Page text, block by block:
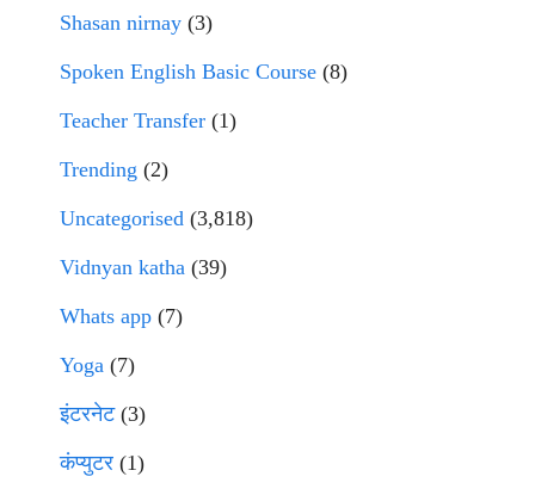
Shasan nirnay (3)
Spoken English Basic Course (8)
Teacher Transfer (1)
Trending (2)
Uncategorised (3,818)
Vidnyan katha (39)
Whats app (7)
Yoga (7)
इंटरनेट(3)
कंप्युटर (1)